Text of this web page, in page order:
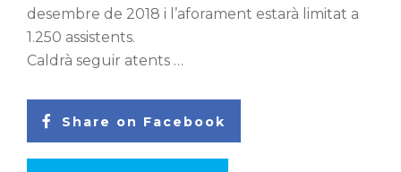
desembre de 2018 i l’aforament estarà limitat a
1.250 assistents.
Caldrà seguir atents …
Share on Facebook